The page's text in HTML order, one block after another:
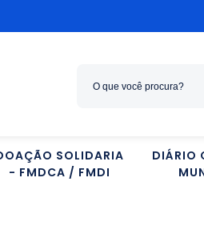
SOLIDARIA
- FMDCA / FMDI
DIÁRIO